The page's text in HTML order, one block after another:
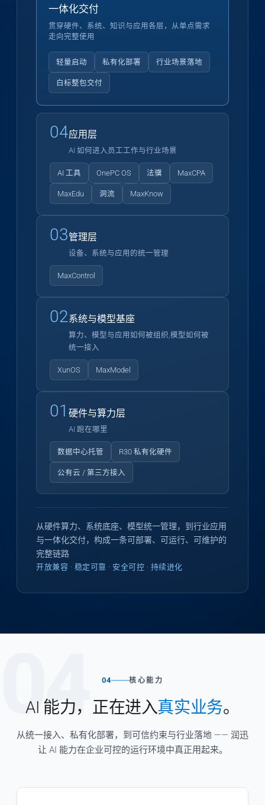
04应用层
AI 如何进入员工工作与行业场景
AI 工具 OnePC OS 法骥 MaxCPA
MaxEdu 洞流 MaxKnow
03管理层
设备、系统与应用的统一管理
MaxControl
02系统与模型基座
算力、模型与应用如何被组织,模型如何被
统一接入
XunOS MaxModel
01 硬件与算力层
AI 跑在哪里
数据中心托管 R30 私有化硬件
公有云 / 第三方接入
一体化交付
贯穿硬件、系统、知识与应用各层，从单点需求
走向完整使用
轻量启动 私有化部署 行业场景落地
白标整包交付
从硬件算力、系统底座、模型统一管理，到行业应用
与一体化交付，构成一条可部署、可运行、可维护的
完整链路
开放兼容 · 稳定可靠 · 安全可控 · 持续进化
04 04 核心能力
AI 能力，正在进入真实业务。
从统一接入、私有化部署，到可信约束与行业落地 —— 润迅
让 AI 能力在企业可控的运行环境中真正用起来。